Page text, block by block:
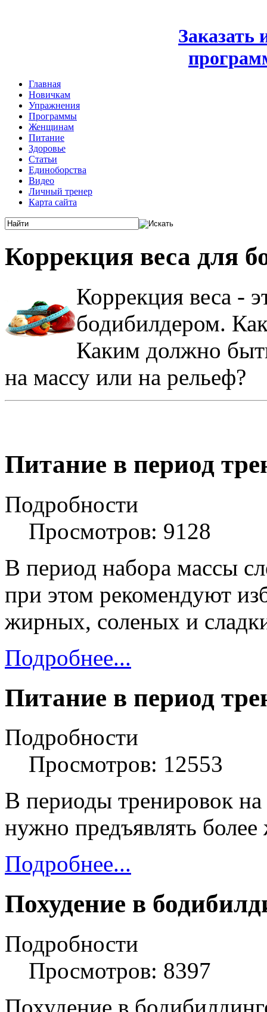
Заказать
Главная
Новичкам
Упражнения
Программы
Женщинам
Питание
Здоровье
Статьи
Единоборства
Видео
Личный тренер
Карта сайта
Коррекция веса для
Коррекция веса -
бодибилдером.
Каким должно
на массу или на рельеф?
Питание в период
Подробности
Просмотров: 9128
В период набора массы
при этом рекомендуют
жирных, соленых и
Подробнее...
Питание в период
Подробности
Просмотров: 12553
В периоды тренировок
нужно предъявлять более
Подробнее...
Похудение в
Подробности
Просмотров: 8397